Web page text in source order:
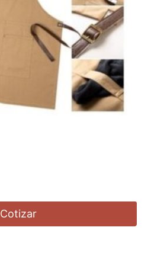
Cotizar